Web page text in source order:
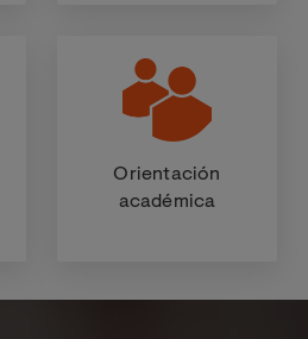
Orientación
académica